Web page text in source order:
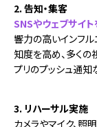
2. 告知・集客
SNSやウェブサイ
響力の高いインフ
知度を高め、多くの
プリのプッシュ通知
3. リハーサル実施
カメラやマイク、照